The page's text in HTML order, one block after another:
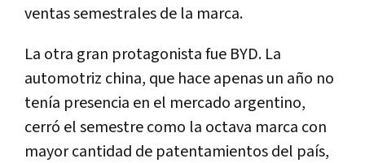
ventas semestrales de la marca.
La otra gran protagonista fue BYD. La
automotriz china, que hace apenas un año no
tenía presencia en el mercado argentino,
cerró el semestre como la octava marca con
mayor cantidad de patentamientos del país,